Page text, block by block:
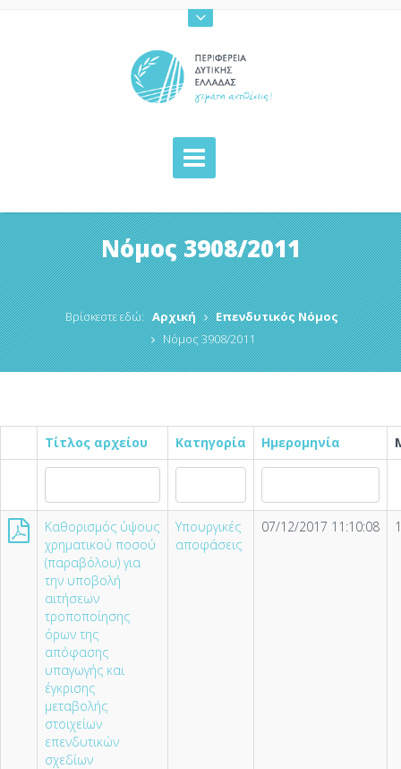
Νόμος 3908/2011
Βρίσκεστε εδώ: Αρχική
Επενδυτικός Νόμος
Νόμος 3908/2011
Τίτλος αρχείου Κατηγορία Ημερομηνία
Καθορισμός ύψους
χρηματικού ποσού
(παραβόλου) για
την υποβολή
αιτήσεων
τροποποίησης
όρων της
απόφασης
υπαγωγής και
έγκρισης
μεταβολής
στοιχείων
επενδυτικών
σχεδίων
Υπουργικές
αποφάσεις
07/12/2017 11:10:08